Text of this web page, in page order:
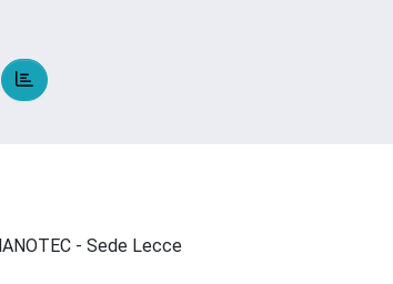
- Sede Lecce